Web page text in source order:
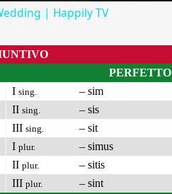
| Happily TV
PERFETTO
I sing.
– sim
II sing.
– sis
III sing.
– sit
I plur.
– simus
II plur.
– sitis
III plur.
– sint